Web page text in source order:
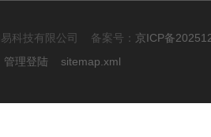
科技有限公司 备案号： 京ICP备
管理登陆 sitemap.xml